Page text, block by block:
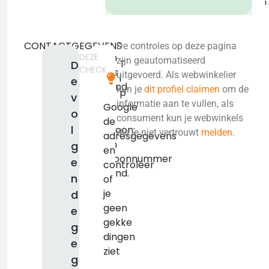
CONTACTGEGEVENS
D
e
v
o
l
g
e
n
d
e
g
e
g
Geen
adres
bekend.
KVK:
false
Telefoon:
Geen
telefoonnummer
bekend.
T
i
p
Google
de
adresgegevens
en
controleer
of
je
geen
gekke
dingen
ziet
DEZE
CHECK
De controles op deze pagina
zijn geautomatiseerd
uitgevoerd. Als webwinkelier
kun je dit profiel claimen om de
informatie aan te vullen, als
consument kun je webwinkels
die je niet vertrouwt melden.